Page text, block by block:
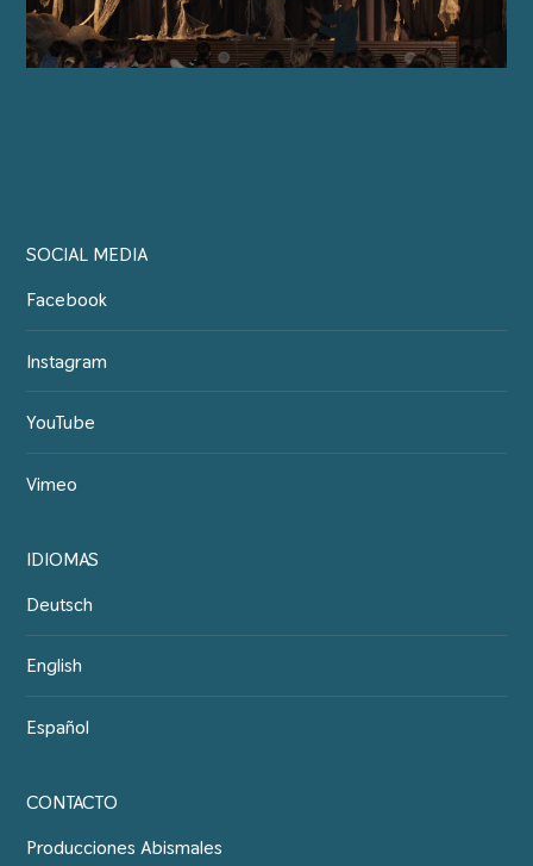
SOCIAL MEDIA
Facebook
Instagram
YouTube
Vimeo
IDIOMAS
Deutsch
English
Español
CONTACTO
Producciones Abismales